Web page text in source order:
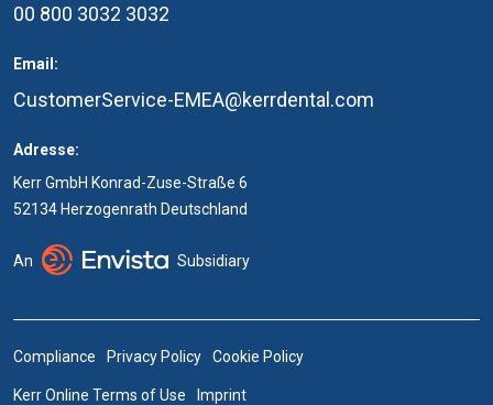
00 800 3032 3032
Email:
CustomerService-EMEA@kerrdental.com
Adresse:
Kerr GmbH Konrad-Zuse-Straße 6
52134 Herzogenrath Deutschland
An Subsidiary
Compliance Privacy Policy Cookie Policy
Kerr Online Terms of Use Imprint